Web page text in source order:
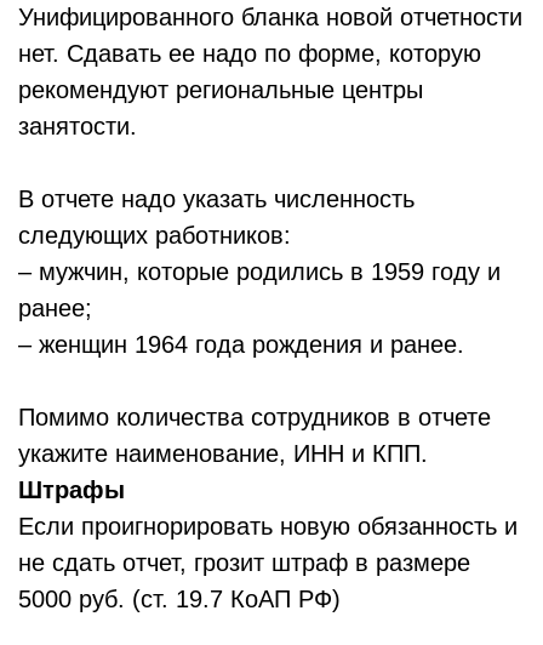
Унифицированного бланка новой отчетности
нет. Сдавать ее надо по форме, которую
рекомендуют региональные центры
занятости.
В отчете надо указать численность
следующих работников:
– мужчин, которые родились в 1959 году и
ранее;
– женщин 1964 года рождения и ранее.
Помимо количества сотрудников в отчете
укажите наименование, ИНН и КПП.
Штрафы
Если проигнорировать новую обязанность и
не сдать отчет, грозит штраф в размере
5000 руб. (ст. 19.7 КоАП РФ)